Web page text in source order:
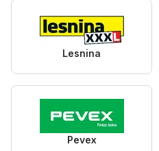
Lesnina
Pevex